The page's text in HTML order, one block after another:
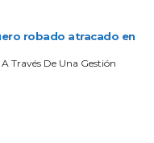
robado atracado en
Través De Una Gestión